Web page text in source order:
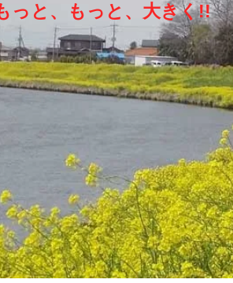
っと、もっと、大きく!!